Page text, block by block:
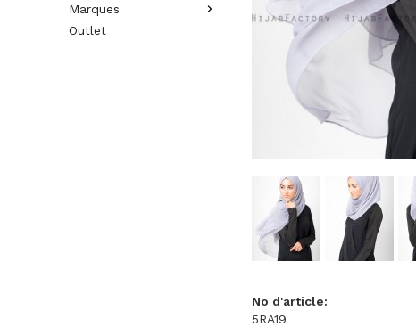
Marques
Outlet
No d'article:
5RA19